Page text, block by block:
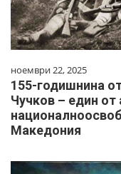
ноември 22, 2025
155-годишнина
Чучков – един от
Македония